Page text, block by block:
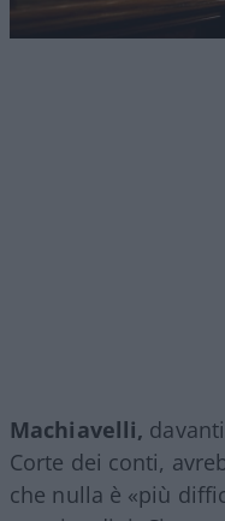
Machiavelli,
Corte dei conti,
che nulla è «più